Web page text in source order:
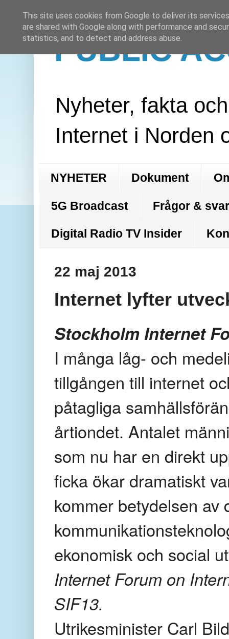
PUBLIC
Nyheter, fakta
Internet i Norden
NYHETER Dokument
5G Broadcast Frågor &
Digital Radio TV Insider
22 maj 2013
Internet lyfter
Stockholm Internet
I många låg- och
tillgången till internet
påtagliga
årtiondet. Antalet
som nu har en direkt
ficka ökar dramatiskt
kommer betydelsen av
ekonomisk och social
Internet Forum on
SIF13.
Utrikesminister Carl
This site uses cookies from Google to deliver its
are shared with Google along with performance and
statistics, and to detect and address abuse.